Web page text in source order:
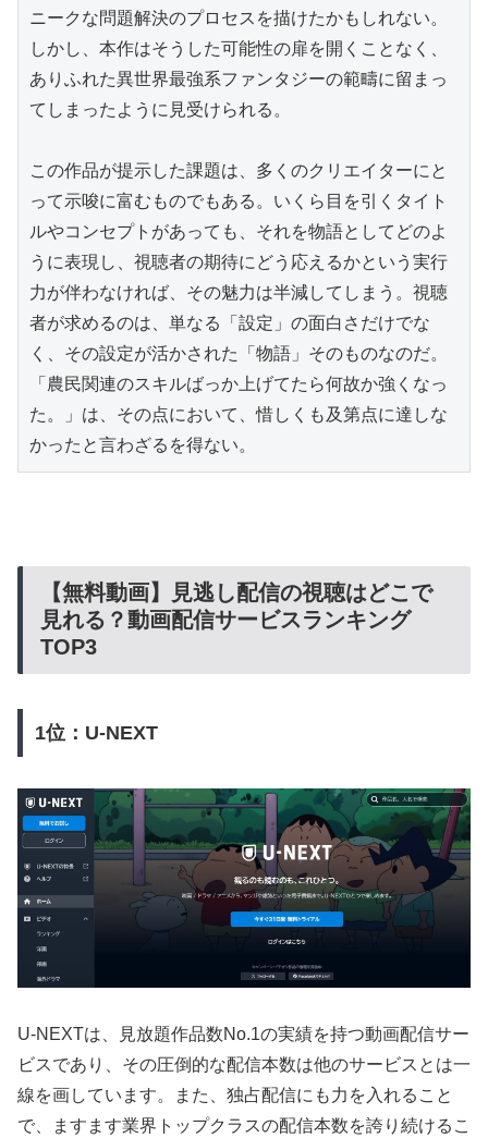
ニークな問題解決のプロセスを描けたかもしれない。
しかし、本作はそうした可能性の扉を開くことなく、
ありふれた異世界最強系ファンタジーの範疇に留まっ
てしまったように見受けられる。
この作品が提示した課題は、多くのクリエイターにと
って示唆に富むものでもある。いくら目を引くタイト
ルやコンセプトがあっても、それを物語としてどのよ
うに表現し、視聴者の期待にどう応えるかという実行
力が伴わなければ、その魅力は半減してしまう。視聴
者が求めるのは、単なる「設定」の面白さだけでな
く、その設定が活かされた「物語」そのものなのだ。
「農民関連のスキルばっか上げてたら何故か強くなっ
た。」は、その点において、惜しくも及第点に達しな
かったと言わざるを得ない。
【無料動画】見逃し配信の視聴はどこで
見れる？動画配信サービスランキング
TOP3
1位：U-NEXT
U-NEXTは、見放題作品数No.1の実績を持つ動画配信サー
ビスであり、その圧倒的な配信本数は他のサービスとは一
線を画しています。また、独占配信にも力を入れること
で、ますます業界トップクラスの配信本数を誇り続けるこ